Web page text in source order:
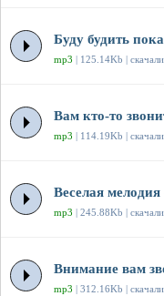
Буду будить
mp3 | 125.14Kb |
Вам кто-то
mp3 | 114.19Kb |
Веселая
mp3 | 245.88Kb |
Внимание вам
mp3 | 312.16Kb |